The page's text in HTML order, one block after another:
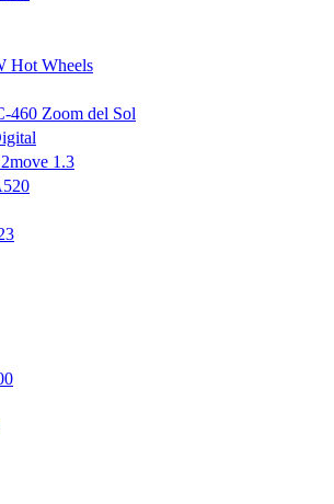
Hot Wheels
460 Zoom del Sol
1.3